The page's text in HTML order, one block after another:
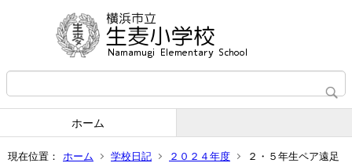
ホーム
現在位置： ホーム 学校日記 ２０２４年度 ２・５年生ペア遠足